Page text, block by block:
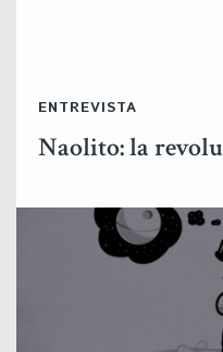
ENTREVISTA
Naolito: la